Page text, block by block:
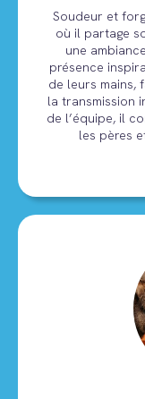
Soudeur et
où il partage
une
présence
de leurs mains,
la transmission
de l’équipe, il
les pères